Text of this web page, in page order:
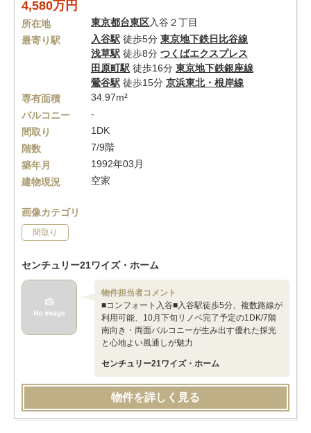
4,580万円
所在地 東京都台東区入谷２丁目
最寄り駅
入谷駅 徒歩5分 東京地下鉄日比谷線
浅草駅 徒歩8分 つくばエクスプレス
田原町駅 徒歩16分 東京地下鉄銀座線
鶯谷駅 徒歩15分 京浜東北・根岸線
専有面積
34.97m²
バルコニー
-
間取り
1DK
階数
7/9階
築年月
1992年03月
建物現況
空家
画像カテゴリ
間取り
センチュリー21ワイズ・ホーム
物件担当者コメント
■コンフォート入谷■入谷駅徒歩5分、複数路線が
利用可能、10月下旬リノベ完了予定の1DK/7階
南向き・両面バルコニーが生み出す優れた採光
と心地よい風通しが魅力
センチュリー21ワイズ・ホーム
物件を詳しく見る